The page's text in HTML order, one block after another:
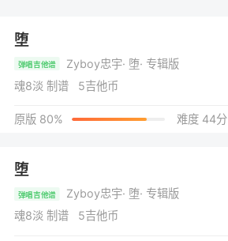
堕
弹唱吉他谱 Zyboy忠宇· 堕· 专辑版
魂8淡 制谱 5吉他币
原版 80% 难度 44分
堕
弹唱吉他谱 Zyboy忠宇· 堕· 专辑版
魂8淡 制谱 5吉他币